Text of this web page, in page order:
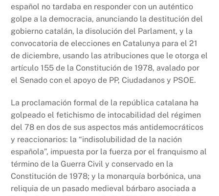
español no tardaba en responder con un auténtico
golpe a la democracia, anunciando la destitución del
gobierno catalán, la disolución del Parlament, y la
convocatoria de elecciones en Catalunya para el 21
de diciembre, usando las atribuciones que le otorga el
artículo 155 de la Constitución de 1978, avalado por
el Senado con el apoyo de PP, Ciudadanos y PSOE.
La proclamación formal de la república catalana ha
golpeado el fetichismo de intocabilidad del régimen
del 78 en dos de sus aspectos más antidemocráticos
y reaccionarios: la “indisolubilidad de la nación
española”, impuesta por la fuerza por el franquismo al
término de la Guerra Civil y conservado en la
Constitución de 1978; y la monarquía borbónica, una
reliquia de un pasado medieval bárbaro asociada a